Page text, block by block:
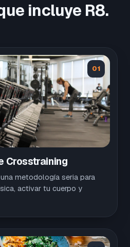
incluye R8.
01
Crosstraining
metodología seria para
activar tu cuerpo y